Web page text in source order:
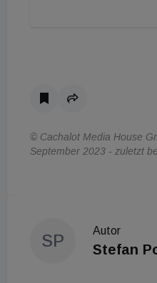
© Cachalot Media House
September 2023 - zuletzt
SP
Autor
Stefan